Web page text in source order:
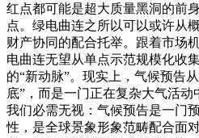
红点都可能是超大质量黑洞的前
点。绿电曲连之所以可以或许从
财产协同的配合托举。跟着市场
电曲连无望从单点示范规模化收
的“新动脉”。现实上，气候预告
底”，而是一门正在复杂大气活
我们必需无视：气候预告是一门
性，是全球景象形象范畴配合面